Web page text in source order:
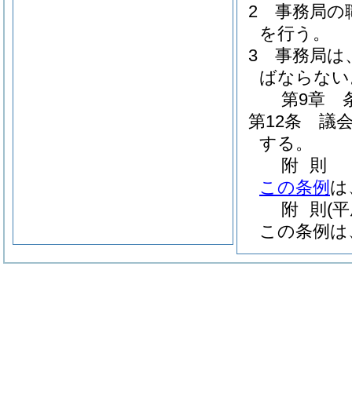
2
事務局の
を行う。
3
事務局は
ばならな
第9章
第12条
議
する。
附 則
この条例 は
附 則 (
この条例